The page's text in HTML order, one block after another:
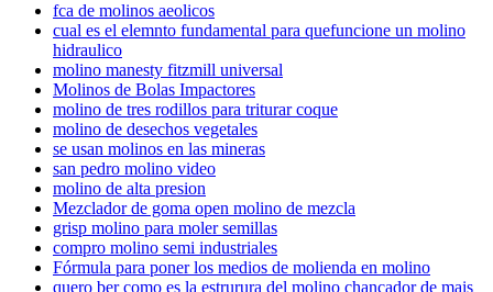
fca de molinos aeolicos
cual es el elemnto fundamental para quefuncione un molino
hidraulico
molino manesty fitzmill universal
Molinos de Bolas Impactores
molino de tres rodillos para triturar coque
molino de desechos vegetales
se usan molinos en las mineras
san pedro molino video
molino de alta presion
Mezclador de goma open molino de mezcla
grisp molino para moler semillas
compro molino semi industriales
Fórmula para poner los medios de molienda en molino
quero ber como es la estrurura del molino chancador de mais